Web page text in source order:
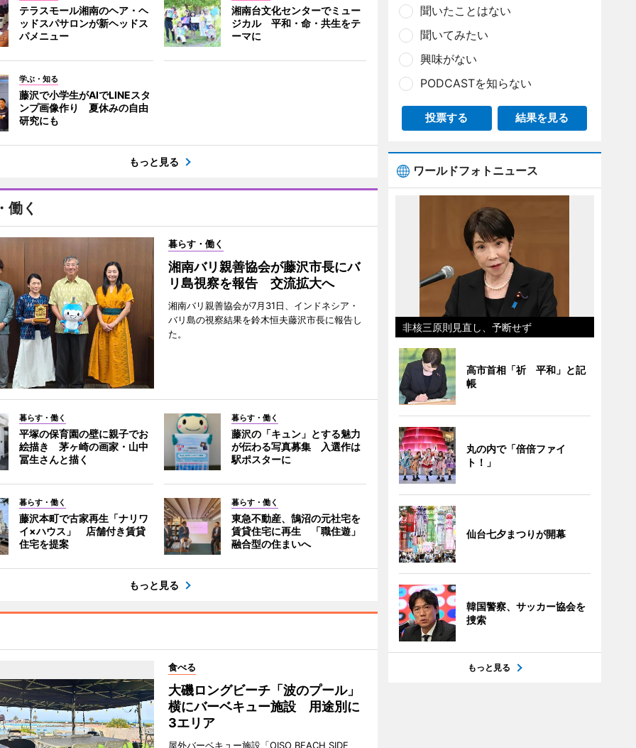
テラスモール湘南のヘア・ヘ
ッドスパサロンが新ヘッドス
パメニュー
湘南台文化センターでミュー
ジカル 平和・命・共生をテ
ーマに
学ぶ・知る
藤沢で小学生がAIでLINEスタ
ンプ画像作り 夏休みの自由
研究にも
もっと見る
働く
暮らす・働く
湘南バリ親善協会が藤沢市長にバ
リ島視察を報告 交流拡大へ
湘南バリ親善協会が7月31日、インドネシア・
バリ島の視察結果を鈴木恒夫藤沢市長に報告し
た。
暮らす・働く
平塚の保育園の壁に親子でお
絵描き 茅ヶ崎の画家・山中
冨生さんと描く
暮らす・働く
藤沢の「キュン」とする魅力
が伝わる写真募集 入選作は
駅ポスターに
暮らす・働く
藤沢本町で古家再生「ナリワ
イ×ハウス」 店舗付き賃貸
住宅を提案
暮らす・働く
東急不動産、鵠沼の元社宅を
賃貸住宅に再生 「職住遊」
融合型の住まいへ
もっと見る
食べる
大磯ロングビーチ「波のプール」
横にバーベキュー施設 用途別に
3エリア
屋外バーベキュー施設「OISO BEACH SIDE
聞いたことはない
聞いてみたい
興味がない
PODCASTを知らない
投票する 結果を見る
ワールドフォトニュース
非核三原則見直し、予断せず
高市首相「祈 平和」と記
帳
丸の内で「倍倍ファイ
ト！」
仙台七夕まつりが開幕
韓国警察、サッカー協会を
捜索
もっと見る